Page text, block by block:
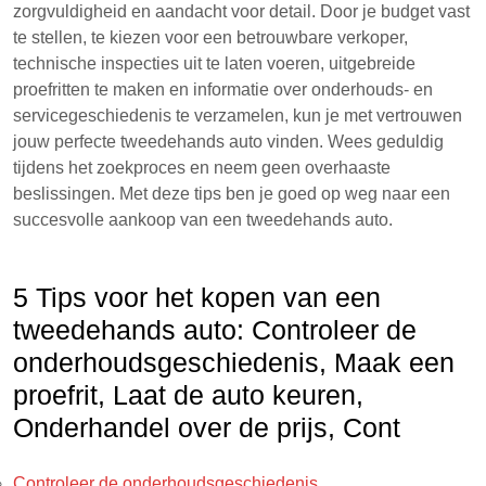
zorgvuldigheid en aandacht voor detail. Door je budget vast
te stellen, te kiezen voor een betrouwbare verkoper,
technische inspecties uit te laten voeren, uitgebreide
proefritten te maken en informatie over onderhouds- en
servicegeschiedenis te verzamelen, kun je met vertrouwen
jouw perfecte tweedehands auto vinden. Wees geduldig
tijdens het zoekproces en neem geen overhaaste
beslissingen. Met deze tips ben je goed op weg naar een
succesvolle aankoop van een tweedehands auto.
5 Tips voor het kopen van een
tweedehands auto: Controleer de
onderhoudsgeschiedenis, Maak een
proefrit, Laat de auto keuren,
Onderhandel over de prijs, Cont